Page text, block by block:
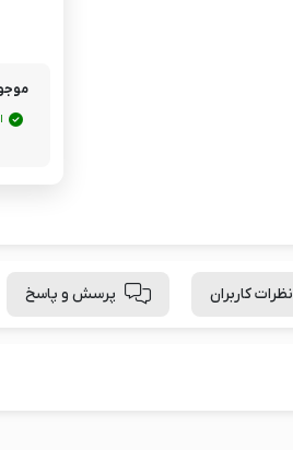
نظرات کاربران پرسش و پاسخ